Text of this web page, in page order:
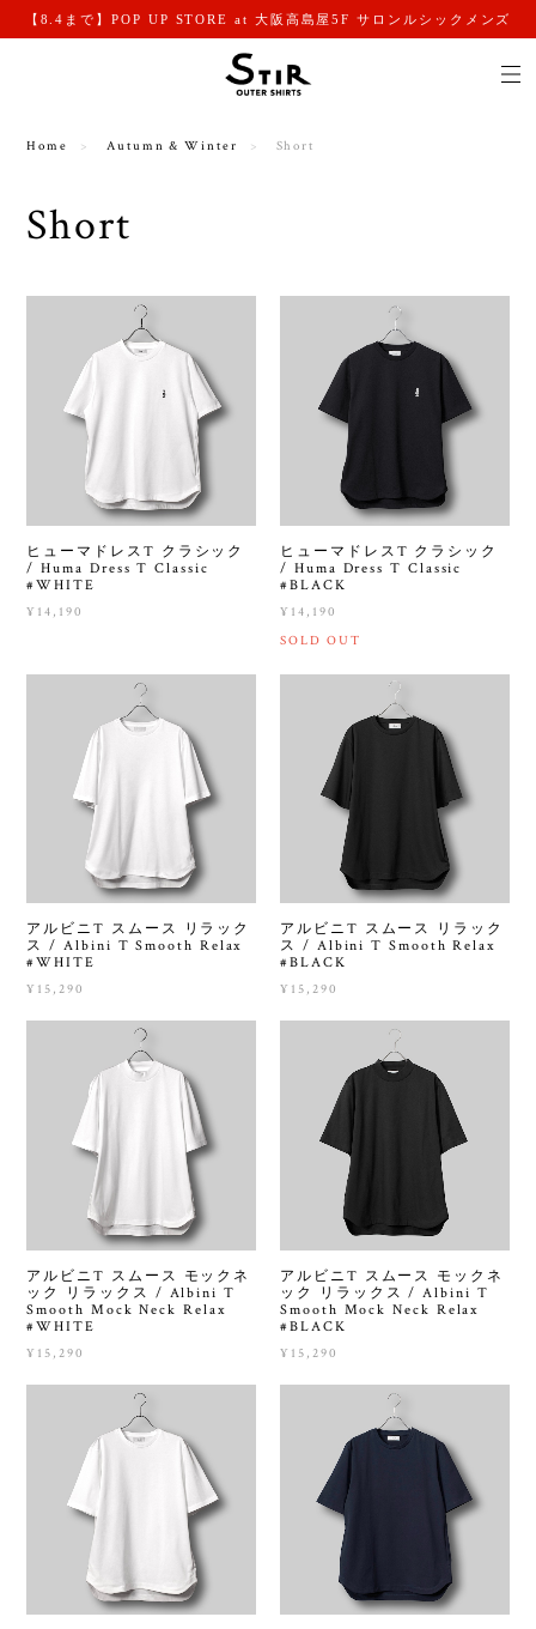
【8.4まで】POP UP STORE at 大阪高島屋5F サロンルシックメンズ
Home Autumn & Winter Short
Short
ヒューマドレスT クラシック
/ Huma Dress T Classic
#WHITE
¥14,190
ヒューマドレスT クラシック
/ Huma Dress T Classic
#BLACK
¥14,190
SOLD OUT
アルビニT スムース リラック
ス / Albini T Smooth Relax
#WHITE
¥15,290
アルビニT スムース リラック
ス / Albini T Smooth Relax
#BLACK
¥15,290
アルビニT スムース モックネ
ック リラックス / Albini T
Smooth Mock Neck Relax
#WHITE
¥15,290
アルビニT スムース モックネ
ック リラックス / Albini T
Smooth Mock Neck Relax
#BLACK
¥15,290